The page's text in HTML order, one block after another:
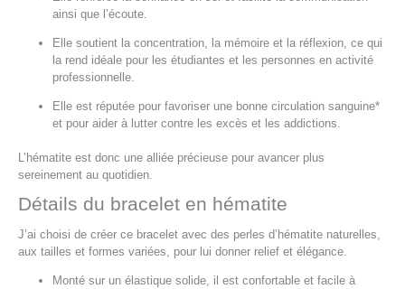
ainsi que l’écoute.
Elle soutient la concentration, la mémoire et la réflexion, ce qui
la rend idéale pour les étudiantes et les personnes en activité
professionnelle.
Elle est réputée pour favoriser une bonne circulation sanguine*
et pour aider à lutter contre les excès et les addictions.
L’hématite est donc une alliée précieuse pour avancer plus
sereinement au quotidien.
Détails du bracelet en hématite
J’ai choisi de créer ce bracelet avec des perles d’hématite naturelles,
aux tailles et formes variées, pour lui donner relief et élégance.
Monté sur un élastique solide, il est confortable et facile à